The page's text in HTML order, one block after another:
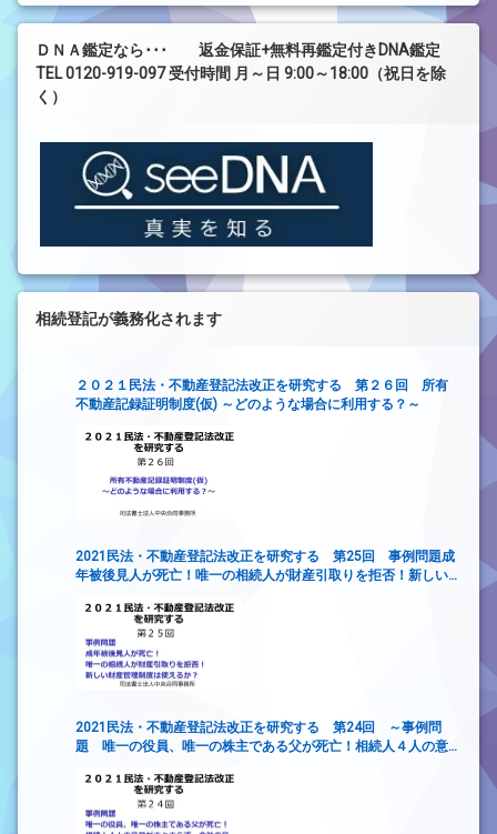
ＤＮＡ鑑定なら･･･ 返金保証+無料再鑑定付きDNA鑑定
TEL 0120-919-097 受付時間 月～日 9:00～18:00（祝日を除
く）
相続登記が義務化されます
２０２１民法・不動産登記法改正を研究する 第２６回 所有
不動産記録証明制度(仮) ～どのような場合に利用する？～
2021民法・不動産登記法改正を研究する 第25回 事例問題成
年被後見人が死亡！唯一の相続人が財産引取りを拒否！新しい
2021民法・不動産登記法改正を研究する 第24回 ～事例問
題 唯一の役員、唯一の株主である父が死亡！相続人４人の意